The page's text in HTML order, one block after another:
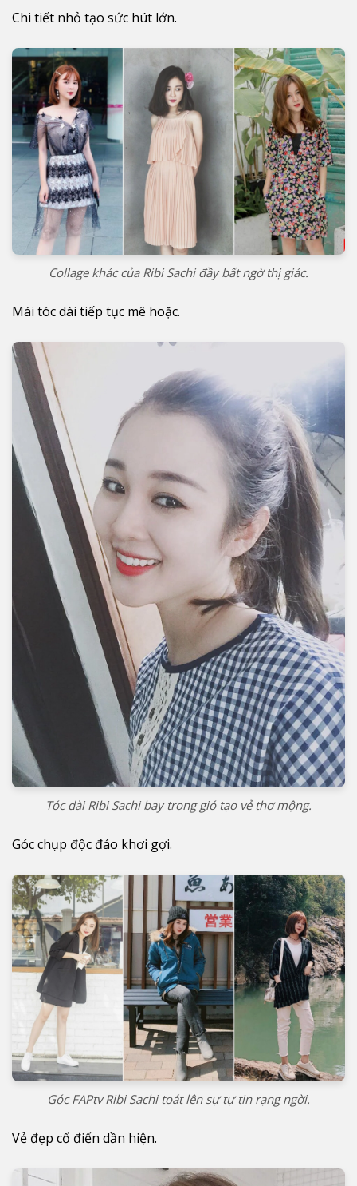
Chi tiết nhỏ tạo sức hút lớn.
Collage khác của Ribi Sachi đầy bất ngờ thị giác.
Mái tóc dài tiếp tục mê hoặc.
Tóc dài Ribi Sachi bay trong gió tạo vẻ thơ mộng.
Góc chụp độc đáo khơi gợi.
Góc FAPtv Ribi Sachi toát lên sự tự tin rạng ngời.
Vẻ đẹp cổ điển dần hiện.